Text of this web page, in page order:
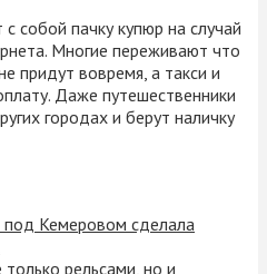
собой пачку купюр на случай
Многие переживают что
придут вовремя, а такси и
Даже путешественники
городах и берут наличку
под Кемеровом сделала
рельсами, но и